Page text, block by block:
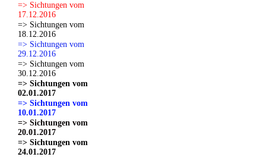
=> Sichtungen vom
17.12.2016
=> Sichtungen vom
18.12.2016
=> Sichtungen vom
29.12.2016
=> Sichtungen vom
30.12.2016
=> Sichtungen vom
02.01.2017
=> Sichtungen vom
10.01.2017
=> Sichtungen vom
20.01.2017
=> Sichtungen vom
24.01.2017